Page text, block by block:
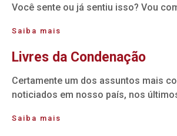
Você sente ou já sentiu isso? Vou
Saiba mais
Livres da Condenação
Certamente um dos assuntos mais
noticiados em nosso país, nos
Saiba mais